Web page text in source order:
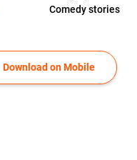
Comedy stories
Download on Mobile